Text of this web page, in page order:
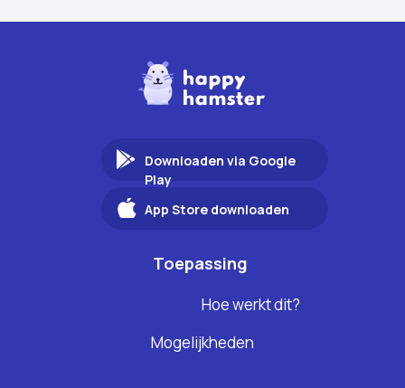
Toepassing
Hoe werkt dit?
Mogelijkheden
Downloaden via Google
Play
App Store downloaden